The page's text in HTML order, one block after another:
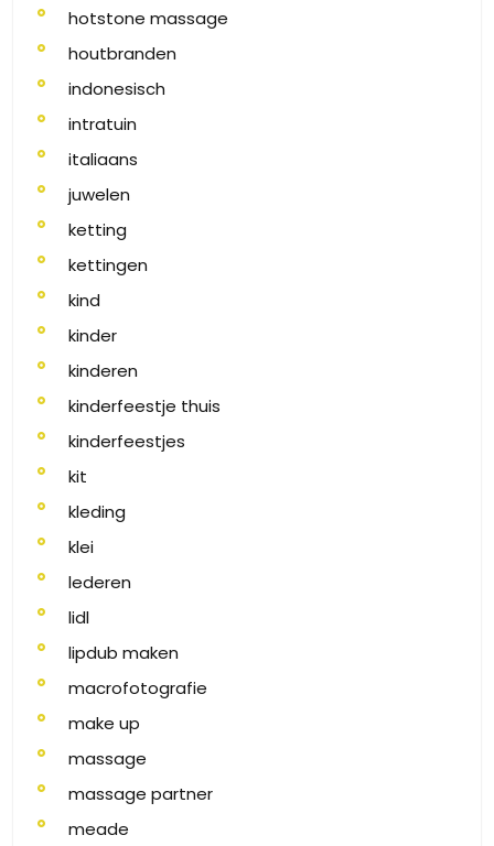
hotstone massage
houtbranden
indonesisch
intratuin
italiaans
juwelen
ketting
kettingen
kind
kinder
kinderen
kinderfeestje thuis
kinderfeestjes
kit
kleding
klei
lederen
lidl
lipdub maken
macrofotografie
make up
massage
massage partner
meade